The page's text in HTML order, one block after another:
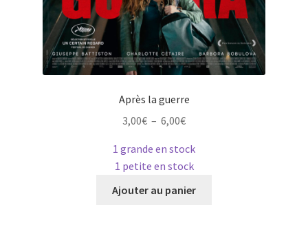
Après la guerre
3,00€ – 6,00€Plage
prix :
3,00€
à
1 grande en stock
1 petite en stock
Ajouter au panier